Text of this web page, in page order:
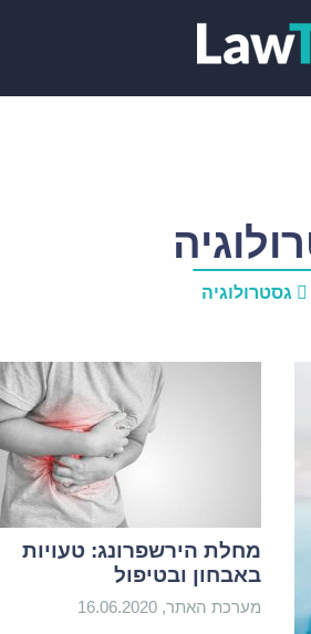
גסטרולוגיה
מחלת הירשפרונג: טעויות
באבחון ובטיפול
מערכת האתר, 16.06.2020